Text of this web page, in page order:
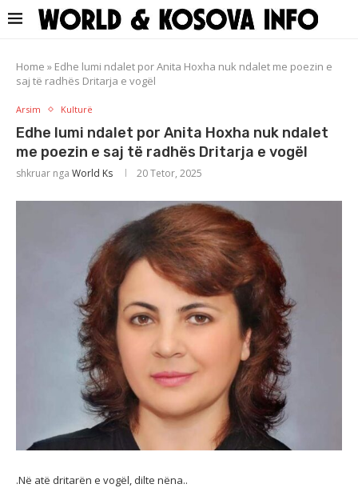
Home » Edhe lumi ndalet por Anita Hoxha nuk ndalet me poezin e
saj të radhës Dritarja e vogël
Arsim Kulturë
Edhe lumi ndalet por Anita Hoxha nuk ndalet
me poezin e saj të radhës Dritarja e vogël
shkruar nga World Ks 20 Tetor, 2025
.Në atë dritarën e vogël, dilte nëna..